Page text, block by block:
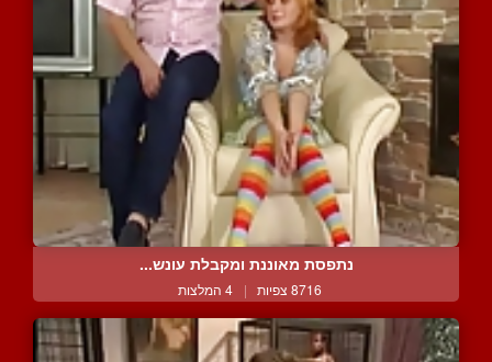
נתפסת מאוננת ומקבלת עונש...
8716 צפיות | 4 המלצות